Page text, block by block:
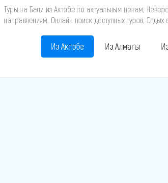
Туры на Бали из Актобе по актуальным ценам.
направлениям. Онлайн поиск доступных туров.
Из Актобе Из Алматы